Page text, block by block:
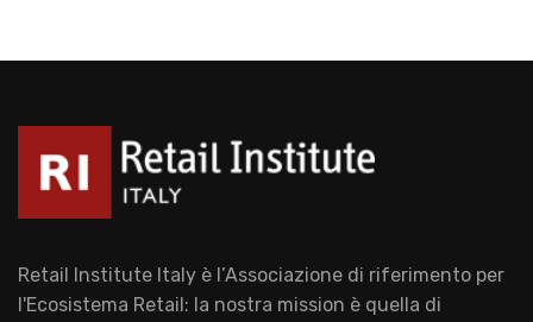
Retail Institute Italy è l’Associazione di riferimento per
l'Ecosistema Retail: la nostra mission è quella di